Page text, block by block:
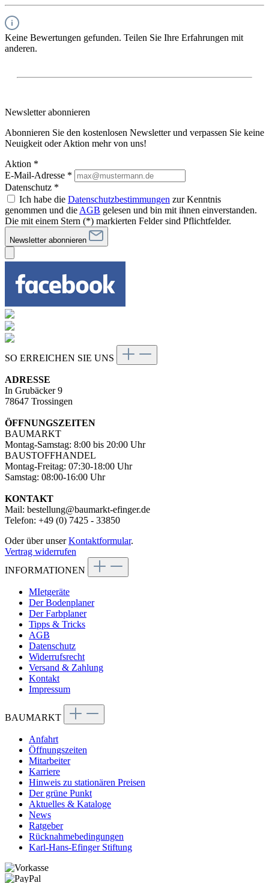
Keine Bewertungen gefunden. Teilen Sie Ihre Erfahrungen mit
anderen.
Newsletter abonnieren
Abonnieren Sie den kostenlosen Newsletter und verpassen Sie keine
Neuigkeit oder Aktion mehr von uns!
Aktion *
E-Mail-Adresse *
Datenschutz *
Ich habe die Datenschutzbestimmungen zur Kenntnis
genommen und die AGB gelesen und bin mit ihnen einverstanden.
Die mit einem Stern (*) markierten Felder sind Pflichtfelder.
Newsletter abonnieren
SO ERREICHEN SIE UNS
ADRESSE
In Grubäcker 9
78647 Trossingen
ÖFFNUNGSZEITEN
BAUMARKT
Montag-Samstag: 8:00 bis 20:00 Uhr
BAUSTOFFHANDEL
Montag-Freitag: 07:30-18:00 Uhr
Samstag: 08:00-16:00 Uhr
KONTAKT
Mail: bestellung@baumarkt-efinger.de
Telefon: +49 (0) 7425 - 33850
Oder über unserKontaktformular.
Vertrag widerrufen
INFORMATIONEN
MIetgeräte
Der Bodenplaner
Der Farbplaner
Tipps & Tricks
AGB
Datenschutz
Widerrufsrecht
Versand & Zahlung
Kontakt
Impressum
BAUMARKT
Anfahrt
Öffnungszeiten
Mitarbeiter
Karriere
Hinweis zu stationären Preisen
Der grüne Punkt
Aktuelles & Kataloge
News
Ratgeber
Rücknahmebedingungen
Karl-Hans-Efinger Stiftung